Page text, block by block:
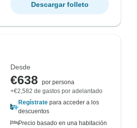
Descargar folleto
Desde
€638
por persona
+€2,582 de gastos por adelantado
Regístrate para acceder a los
descuentos
Precio basado en una habitación